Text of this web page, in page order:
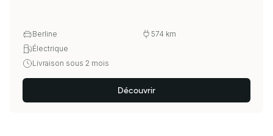
Berline 574 km
Électrique
Livraison sous 2 mois
Découvrir